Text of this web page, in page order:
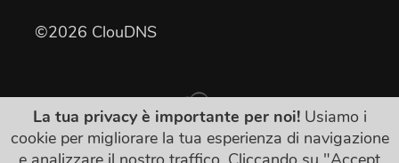
©2026 ClouDNS
La tua privacy è importante per noi!Usiamo i
cookie per migliorare la tua esperienza di navigazione